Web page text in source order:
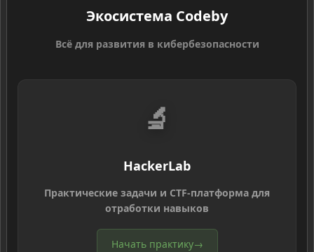
Экосистема Codeby
Всё для развития в кибербезопасности
🔬
HackerLab
Практические задачи и CTF-платформа для
отработки навыков
Начать практику→